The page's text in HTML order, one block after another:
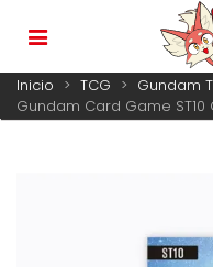
Inicio > TCG > Gundam
Gundam Card Game